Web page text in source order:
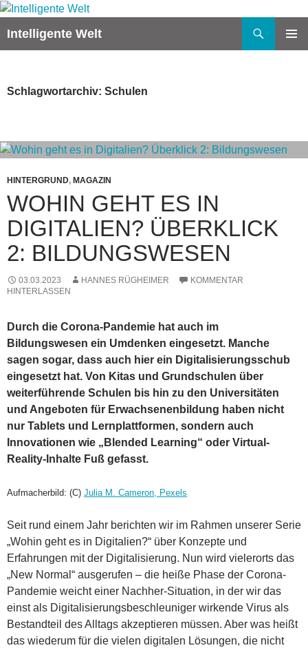
Zum
springen
Intelligente Welt
Schlagwortarchiv: Schulen
HINTERGRUND, MAGAZIN
WOHIN GEHT ES IN
DIGITALIEN? ÜBERKLICK
2: BILDUNGSWESEN
03.03.2023 HANNES RÜGHEIMER
KOMMENTAR
HINTERLASSEN
Durch die Corona-Pandemie hat auch im
Bildungswesen ein Umdenken eingesetzt. Manche
sagen sogar, dass auch hier ein Digitalisierungsschub
eingesetzt hat. Von Kitas und Grundschulen über
weiterführende Schulen bis hin zu den Universitäten
und Angeboten für Erwachsenenbildung haben nicht
nur Tablets und Lernplattformen, sondern auch
Innovationen wie „Blended Learning“ oder Virtual-
Reality-Inhalte Fuß gefasst.
Aufmacherbild: (C) Julia M. Cameron, Pexels
Seit rund einem Jahr berichten wir im Rahmen unserer Serie
„Wohin geht es in Digitalien?“ über Konzepte und
Erfahrungen mit der Digitalisierung. Nun wird vielerorts das
„New Normal“ ausgerufen – die heiße Phase der Corona-
Pandemie weicht einer Nachher-Situation, in der wir das
einst als Digitalisierungsbeschleuniger wirkende Virus als
Bestandteil des Alltags akzeptieren müssen. Aber was heißt
das wiederum für die vielen digitalen Lösungen, die nicht